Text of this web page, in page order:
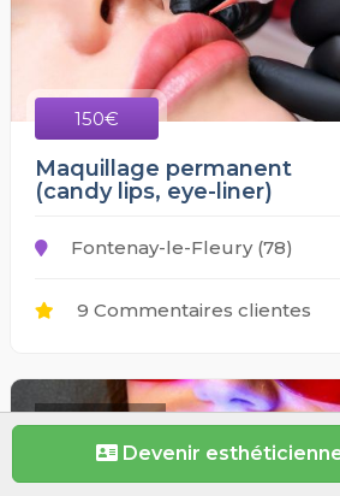
150€
Maquillage permanent
(candy lips, eye-liner)
Fontenay-le-Fleury (78)
9 Commentaires clientes
Paris (75)
Devenir